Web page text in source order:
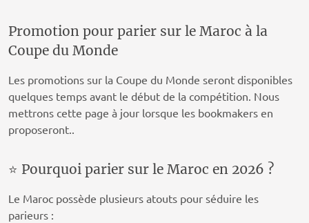
Promotion pour parier sur le Maroc à la
Coupe du Monde
Les promotions sur la Coupe du Monde seront disponibles
quelques temps avant le début de la compétition. Nous
mettrons cette page à jour lorsque les bookmakers en
proposeront..
⭐ Pourquoi parier sur le Maroc en 2026 ?
Le Maroc possède plusieurs atouts pour séduire les
parieurs :